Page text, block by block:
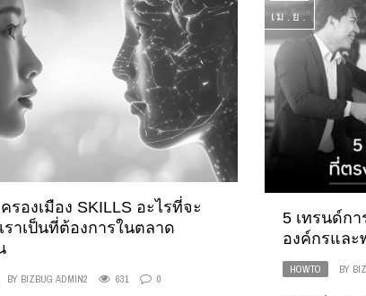
เม.ย.
5 เทรนด์ก
องค์กรและ
HOWTO BY
รองเมือง SKILLS อะไรที่จะ
ราเป็นที่ต้องการในตลาด
BY BIZBUG ADMIN2 631 0